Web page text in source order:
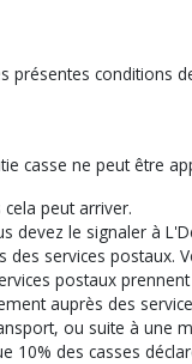
présentes conditions
casse ne peut être
peut arriver.
devez le signaler à
services postaux.
postaux
auprès des
ou suite à une
10% des casses